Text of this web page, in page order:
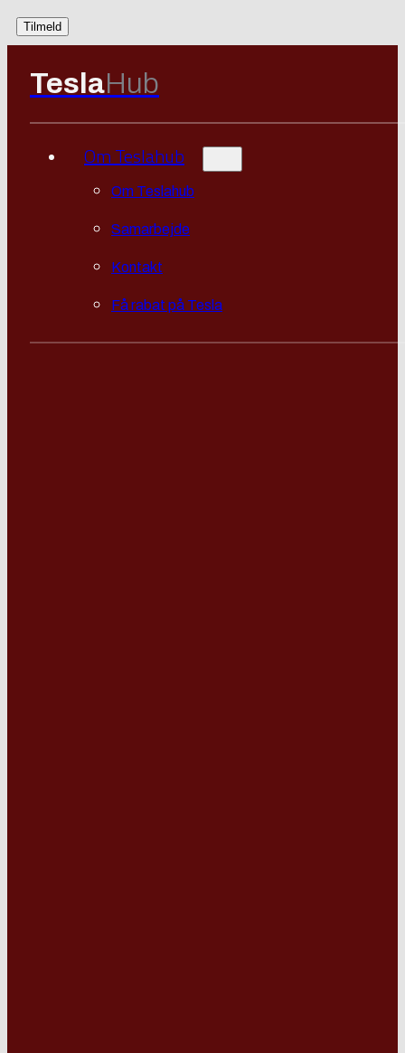
TeslaHub
Om Teslahub
Om Teslahub
Samarbejde
Kontakt
Få rabat på Tesla